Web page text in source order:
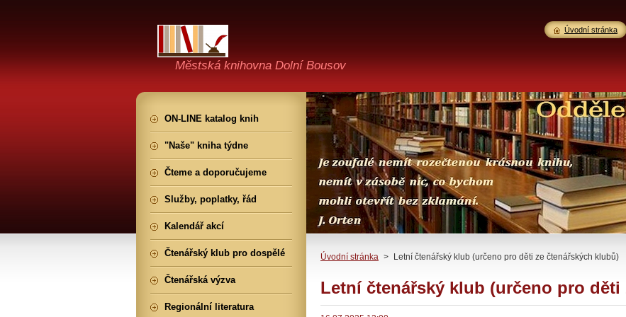
Městská knihovna Dolní Bousov
Úvodní stránka > Letní čtenářský klub (určeno pro děti ze čtenářských klubů)
Letní čtenářský klub (určeno pro
ON-LINE katalog knih
"Naše" kniha týdne
Čteme a doporučujeme
Služby, poplatky, řád
Kalendář akcí
Čtenářský klub pro dospělé
Čtenářská výzva
Regionální literatura
Úvodní stránka